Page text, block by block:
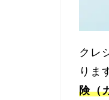
クレ
りま
険（